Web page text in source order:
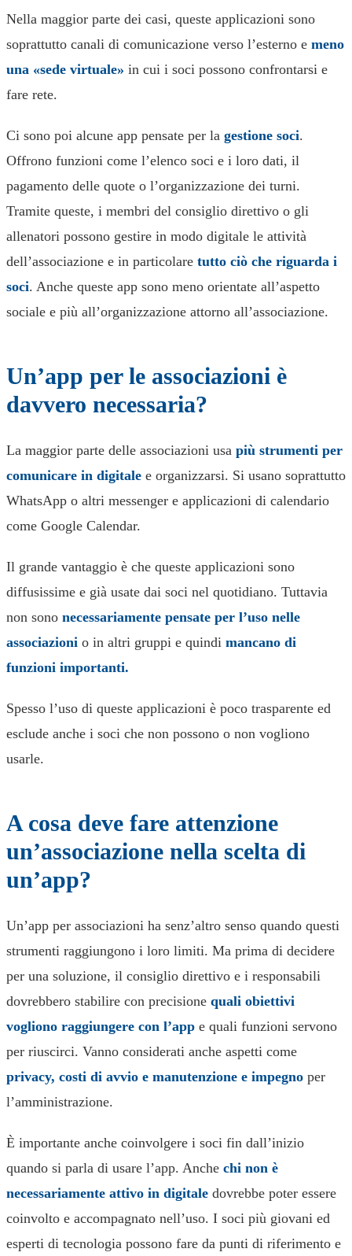
Nella maggior parte dei casi, queste applicazioni sono
soprattutto canali di comunicazione verso l’esterno e meno
una «sede virtuale» in cui i soci possono confrontarsi e
fare rete.
Ci sono poi alcune app pensate per la gestione soci.
Offrono funzioni come l’elenco soci e i loro dati, il
pagamento delle quote o l’organizzazione dei turni.
Tramite queste, i membri del consiglio direttivo o gli
allenatori possono gestire in modo digitale le attività
dell’associazione e in particolare tutto ciò che riguarda i
soci. Anche queste app sono meno orientate all’aspetto
sociale e più all’organizzazione attorno all’associazione.
Un’app per le associazioni è
davvero necessaria?
La maggior parte delle associazioni usa più strumenti per
comunicare in digitale e organizzarsi. Si usano soprattutto
WhatsApp o altri messenger e applicazioni di calendario
come Google Calendar.
Il grande vantaggio è che queste applicazioni sono
diffusissime e già usate dai soci nel quotidiano. Tuttavia
non sono necessariamente pensate per l’uso nelle
associazioni o in altri gruppi e quindi mancano di
funzioni importanti.
Spesso l’uso di queste applicazioni è poco trasparente ed
esclude anche i soci che non possono o non vogliono
usarle.
A cosa deve fare attenzione
un’associazione nella scelta di
un’app?
Un’app per associazioni ha senz’altro senso quando questi
strumenti raggiungono i loro limiti. Ma prima di decidere
per una soluzione, il consiglio direttivo e i responsabili
dovrebbero stabilire con precisione quali obiettivi
vogliono raggiungere con l’app e quali funzioni servono
per riuscirci. Vanno considerati anche aspetti come
privacy, costi di avvio e manutenzione e impegno per
l’amministrazione.
È importante anche coinvolgere i soci fin dall’inizio
quando si parla di usare l’app. Anche chi non è
necessariamente attivo in digitale dovrebbe poter essere
coinvolto e accompagnato nell’uso. I soci più giovani ed
esperti di tecnologia possono fare da punti di riferimento e